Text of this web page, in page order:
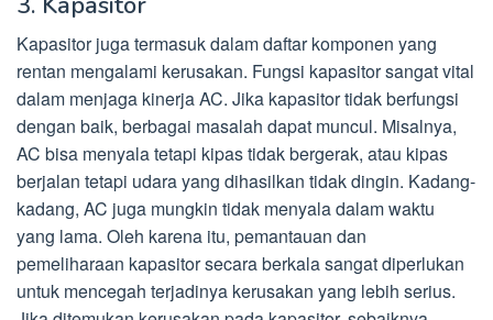
Kapasitor juga termasuk dalam daftar komponen yang
rentan mengalami kerusakan. Fungsi kapasitor sangat vital
dalam menjaga kinerja AC. Jika kapasitor tidak berfungsi
dengan baik, berbagai masalah dapat muncul. Misalnya,
AC bisa menyala tetapi kipas tidak bergerak, atau kipas
berjalan tetapi udara yang dihasilkan tidak dingin. Kadang-
kadang, AC juga mungkin tidak menyala dalam waktu
yang lama. Oleh karena itu, pemantauan dan
pemeliharaan kapasitor secara berkala sangat diperlukan
untuk mencegah terjadinya kerusakan yang lebih serius.